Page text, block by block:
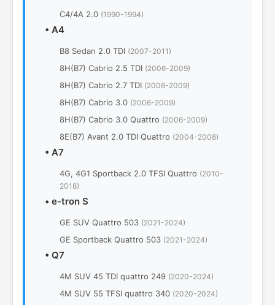
C4/4A 2.0 (1990-1994)
• A4
B8 Sedan 2.0 TDI (2007-2011)
8H(B7) Cabrio 2.5 TDI (2006-2009)
8H(B7) Cabrio 2.7 TDI (2006-2009)
8H(B7) Cabrio 3.0 (2006-2009)
8H(B7) Cabrio 3.0 Quattro (2006-2009)
8E(B7) Avant 2.0 TDI Quattro (2004-2008)
• A7
4G, 4G1 Sportback 2.0 TFSI Quattro (2010-
2018)
• e-tron S
GE SUV Quattro 503 (2021-2024)
GE Sportback Quattro 503 (2021-2024)
• Q7
4M SUV 45 TDI quattro 249 (2020-2024)
4M SUV 55 TFSI quattro 340 (2020-2024)